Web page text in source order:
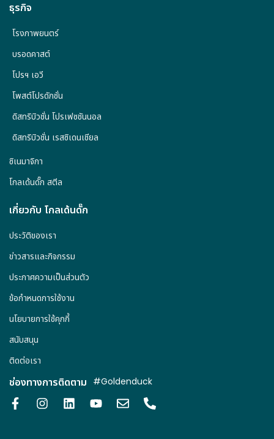
ธุรกิจ
ดิสทริบิวชั่น เรสซิเดนเชียล
ดิสทริบิวชั่น โปรเฟซชันนอล
โพสต์โปรดักชั่น
โปรฯ เอวี
บรอดคาสต์
โรงภาพยนตร์
ซิเนมาจิกา
โกลเด้นดั๊ก สตีล
เกี่ยวกับ โกลเด้นดั๊ก
ประวัติของเรา
ข่าวสารและกิจกรรม
ประกาศความเป็นส่วนตัว
ข้อกำหนดการใช้งาน
นโยบายการใช้คุกกี้
สนับสนุน
ติดต่อเรา
ช่องทางการติดตาม #Goldenduck